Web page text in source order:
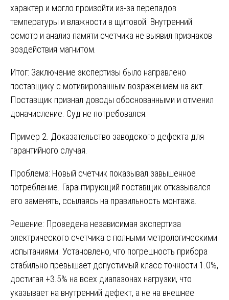
характер и могло произойти из-за перепадов
температуры и влажности в щитовой. Внутренний
осмотр и анализ памяти счетчика не выявил признаков
воздействия магнитом.
Итог: Заключение экспертизы было направлено
поставщику с мотивированным возражением на акт.
Поставщик признал доводы обоснованными и отменил
доначисление. Суд не потребовался.
Пример 2. Доказательство заводского дефекта для
гарантийного случая.
Проблема: Новый счетчик показывал завышенное
потребление. Гарантирующий поставщик отказывался
его заменять, ссылаясь на правильность монтажа.
Решение: Проведена независимая экспертиза
электрического счетчика с полными метрологическими
испытаниями. Установлено, что погрешность прибора
стабильно превышает допустимый класс точности 1.0%,
достигая +3.5% на всех диапазонах нагрузки, что
указывает на внутренний дефект, а не на внешнее